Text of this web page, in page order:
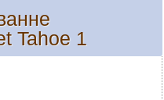
Tahoe 1